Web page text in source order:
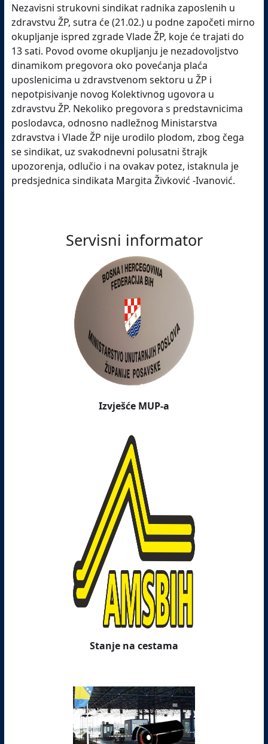
Nezavisni strukovni sindikat radnika zaposlenih u
zdravstvu ŽP, sutra će (21.02.) u podne započeti mirno
okupljanje ispred zgrade Vlade ŽP, koje će trajati do
13 sati. Povod ovome okupljanju je nezadovoljstvo
dinamikom pregovora oko povećanja plaća
uposlenicima u zdravstvenom sektoru u ŽP i
nepotpisivanje novog Kolektivnog ugovora u
zdravstvu ŽP. Nekoliko pregovora s predstavnicima
poslodavca, odnosno nadležnog Ministarstva
zdravstva i Vlade ŽP nije urodilo plodom, zbog čega
se sindikat, uz svakodnevni polusatni štrajk
upozorenja, odlučio i na ovakav potez, istaknula je
predsjednica sindikata Margita Živković -Ivanović.
Servisni informator
Izvješće MUP-a
Stanje na cestama